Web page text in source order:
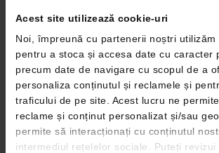
Acest site utilizează cookie-uri
Noi, împreună cu partenerii noștri utilizăm
pentru a stoca și accesa date cu caracter
precum date de navigare cu scopul de a
personaliza conținutul și reclamele și
traficului de pe site. Acest lucru ne
reclame și conținut personalizat și/sau
permite să interacționați cu conținutul
intermediul rețelelor sociale. Puteți revizui